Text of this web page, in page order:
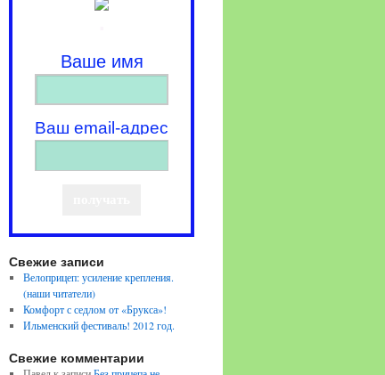
Ваше имя
Ваш email-адрес
Свежие записи
Велоприцеп: усиление крепления.
(наши читатели)
Комфорт с седлом от «Брукса»!
Ильменский фестиваль! 2012 год.
Свежие комментарии